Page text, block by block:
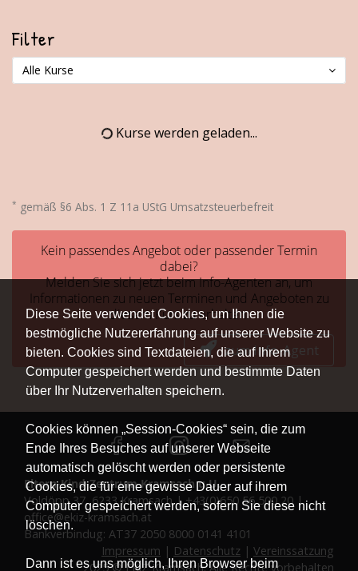
Diese Seite verwendet Cookies, um Ihnen die
bestmögliche Nutzererfahrung auf unserer Website zu
bieten. Cookies sind Textdateien, die auf Ihrem
Computer gespeichert werden und bestimmte Daten
über Ihr Nutzerverhalten speichern.
Cookies können „Session-Cookies“ sein, die zum
Ende Ihres Besuches auf unserer Webseite
automatisch gelöscht werden oder persistente
Cookies, die für eine gewisse Dauer auf ihrem
Computer gespeichert werden, sofern Sie diese nicht
löschen.
Dann ist es uns möglich, Ihren Browser beim
Filter
Alle Kurse
Kurse werden geladen...
* gemäß §6 Abs. 1 Z 11a UStG Umsatzsteuerbefreit
Kein passendes Angebot oder passender Termin
dabei?
Melden Sie sich jetzt beim Info-Agenten an, um
Informationen zu neuen Terminen und Angeboten zu
diesem Kurs zu erhalten.
zum Info-Agent
Eltern-Kind-Zentrum Kramsach u.U.
Voldöpp 37, 6233 Kramsach | +43(0)650 56 500 20 |
office@ekiz-kramsach.at
Bankverbindug: AT37 2050 8000 0141 4101
Impressum | Datenschutz | Vereinssatzung
2025 © EKiZ Kramsach. Alle Rechte vorbehalten